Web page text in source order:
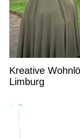
Kreative
Limburg